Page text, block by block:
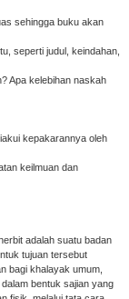
sehingga buku akan
seperti judul, keindahan,
Apa kelebihan naskah
kepakarannya oleh
keilmuan dan
adalah suatu badan
tujuan tersebut
bagi khalayak umum,
bentuk sajian yang